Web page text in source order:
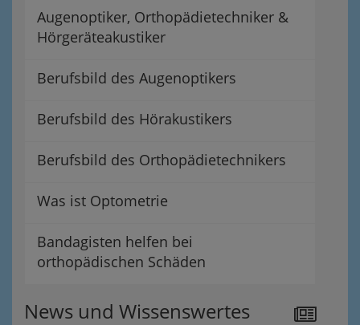
Augenoptiker, Orthopädietechniker &
Hörgeräteakustiker
Berufsbild des Augenoptikers
Berufsbild des Hörakustikers
Berufsbild des Orthopädietechnikers
Was ist Optometrie
Bandagisten helfen bei
orthopädischen Schäden
News und Wissenswertes